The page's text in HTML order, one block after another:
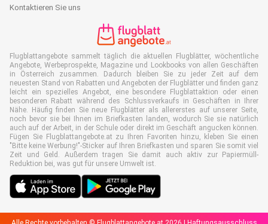
Kontaktieren Sie uns
Flugblattangebote sammelt täglich die aktuellen Flugblätter, wöchentliche
Angebote, Werbeprospekte, Magazine und Lookbooks von allen Geschäften
in Österreich zusammen. Dadurch bleiben Sie zu jeder Zeit auf dem
neuesten Stand von Rabatten und Angeboten der Flugblätter und finden ganz
leicht ein spezielles Angebot, eine besondere Flugblattaktion oder einen
besonderen Rabatt während des Schlussverkaufs in Geschäften in Ihrer
Nähe. Häufig finden Sie neue Flugblätter als allererstes auf unserer Seite,
noch bevor sie bei Ihnen im Briefkasten landen, wodurch Sie sie natürlich
auch auf der Arbeit, in der Schule oder direkt im Geschäft angucken können.
Fügen Sie Flugblattangebote.at zu Ihren Favoriten hinzu, kleben Sie einen
"Bitte keine Werbung!"-Sticker auf Ihren Briefkasten und sparen Sie somit viel
Zeit und Geld. Außerdem tragen Sie damit auch aktiv zur Papiermüll-
Reduktion bei, was gut für unsere Umwelt ist.